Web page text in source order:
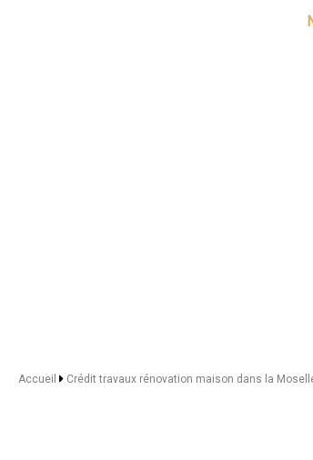
Accueil Crédit travaux rénovation maison dans la